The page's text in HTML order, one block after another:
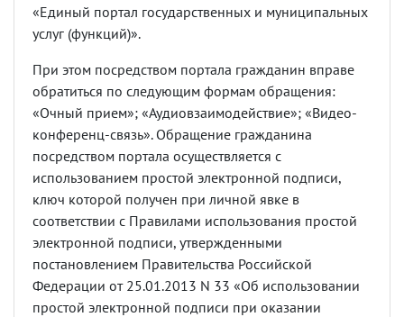
«Единый портал государственных и муниципальных
услуг (функций)».
При этом посредством портала гражданин вправе
обратиться по следующим формам обращения:
«Очный прием»; «Аудиовзаимодействие»; «Видео-
конференц-связь». Обращение гражданина
посредством портала осуществляется с
использованием простой электронной подписи,
ключ которой получен при личной явке в
соответствии с Правилами использования простой
электронной подписи, утвержденными
постановлением Правительства Российской
Федерации от 25.01.2013 N 33 «Об использовании
простой электронной подписи при оказании